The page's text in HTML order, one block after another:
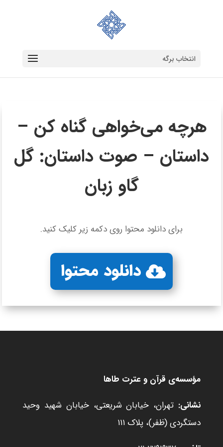
انتخاب برگه
هرچه می‌خواهی گناه کن –
داستان – صوت داستان: گل
گاو زبان
برای دانلود محتوا روی دکمه زیر کلیک کنید.
دانلود محتوا
مؤسسه‌ی قرآن و عترت طاها
نشانی: تهران، خیابان شریعتی، خیابان شهید وحید
دستگردی (ظفر)، پلاک ۱۱۱